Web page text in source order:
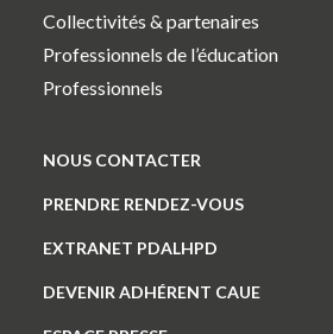
Collectivités & partenaires
Professionnels de l’éducation
Professionnels
NOUS CONTACTER
PRENDRE RENDEZ-VOUS
EXTRANET PDALHPD
DEVENIR ADHÉRENT CAUE